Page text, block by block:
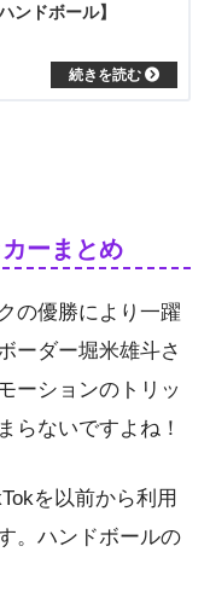
ンドボール】
ーまとめ
の優勝により一躍
ーダー堀米雄斗さ
ーションのトリッ
らないですよね！
を以前から利用
。ハンドボールの